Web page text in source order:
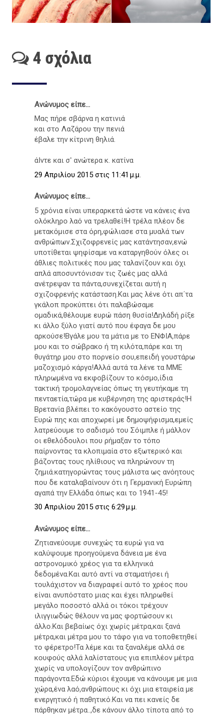
4 σχόλια
Ανώνυμος είπε...
Μας πήρε σβάρνα η κατινιά
και στο Λαζάρου την πενιά
έβαλε την κίτρινη θηλιά.
άΙντε και σ' ανώτερα κ. κατίνα
29 Απριλίου 2015 στις 11:41 μ.μ.
Ανώνυμος είπε...
5 χρόνια είναι υπεραρκετά ώστε να κάνεις ένα
ολόκληρο λαό να τρελαθεί!Η τρέλα πλέον δε
μετακόμισε στα όρη,φώλιασε στα μυαλά των
ανθρώπων.Σχιζοφρενείς μας κατάντησαν,ενώ
υποτίθεται ψηφίσαμε να καταργηθούν όλες οι
άθλιες πολιτικές που μας ταλανίζουν και όχι
απλά αποσυντόνισαν τις ζωές μας αλλά
ανέτρεψαν τα πάντα,συνεχίζεται αυτή η
σχιζοφρενής κατάσταση.Και μας λένε ότι απ΄τα
γκάλοπ προκύπτει ότι παλαβώσαμε
ομαδικά,θέλουμε ευρώ πάση θυσία!Δηλάδή ρίξε
κι άλλο ξύλο γιατί αυτό που έφαγα δε μου
αρκούσε!Βγάλε μου τα μάτια με το ΕΝΦΙΑ,πάρε
μου και το σώβρακο ή τη κιλότα,πάρε και τη
θυγάτηρ μου στο πορνείο σου,επειδή γουστάρω
μαζοχισμό κάργα!Αλλά αυτά τα λένε τα ΜΜΕ
πληρωμένα να εκφοβίζουν το κόσμο,ίδια
τακτική τρομολαγνείας όπως τη γευτήκαμε τη
πενταετία,τώρα με κυβέρνηση της αριστεράς!Η
Βρετανία βλέπει το κακόγουστο αστείο της
Ευρώ πης και αποχωρεί με δημοψήφισμα,εμείς
λατρεύουμε το σαδισμό του Σόιμπλε ή μάλλον
οι εθελόδουλοι που ρήμαξαν το τόπο
παίρνοντας τα κλοπιμαία στο εξωτερικό και
βάζοντας τους ηλίθιους να πληρώνουν τη
ζημιά.κατηγορώντας τους μάλιστα ως ανόητους
που δε καταλαβαίνουν ότι η Γερμανική Ευρώπη
αγαπά την Ελλάδα όπως και το 1941-45!
30 Απριλίου 2015 στις 6:29 μ.μ.
Ανώνυμος είπε...
Ζητιανεύουμε συνεχώς τα ευρώ για να
καλύψουμε προηγούμενα δάνεια με ένα
αστρονομικό χρέος για τα ελληνικά
δεδομένα.Και αυτό αντί να σταματήσει ή
τουλάχιστον να διαγραφεί αυτό το χρέος που
είναι ανυπόστατο μιας και έχει πληρωθεί
μεγάλο ποσοστό αλλά οι τόκοι τρέχουν
ιλιγγιωδώς θέλουν να μας φορτώσουν κι
άλλο.Και βεβαίως όχι χωρίς μέτρα,και ξανά
μέτρα,και μέτρα μου το τάφο για να τοποθετηθεί
το φέρετρο!Τα λέμε και τα ξαναλέμε αλλά σε
κουφούς αλλά λαλίστατους για επιπλέον μέτρα
χωρίς να υπολογίζουν τον ανθρώπινο
παράγοντα.Εδώ κύριοι έχουμε να κάνουμε με μια
χώρα,ένα λαό,ανθρώπους κι όχι μια εταιρεία με
ενεργητικό ή παθητικό.Και να πει κανείς δε
πάρθηκαν μέτρα..,δε κάνουν άλλο τίποτα από το